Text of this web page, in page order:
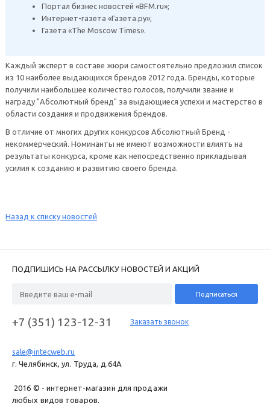
Портал бизнес новостей «BFM.ru»;
Интернет-газета «Газета.ру»;
Газета «The Moscow Times».
Каждый эксперт в составе жюри самостоятельно предложил список
из 10 наиболее выдающихся брендов 2012 года. Бренды, которые
получили наибольшее количество голосов, получили звание и
награду "Абсолютный бренд" за выдающиеся успехи и мастерство в
области создания и продвижения брендов.
В отличие от многих других конкурсов Абсолютный Бренд -
некоммерческий. Номинанты не имеют возможности влиять на
результаты конкурса, кроме как непосредственно прикладывая
усилия к созданию и развитию своего бренда.
Назад к списку новостей
ПОДПИШИСЬ НА РАССЫЛКУ НОВОСТЕЙ И АКЦИЙ
+7 (351) 123-12-31 Заказать звонок
sale@intecweb.ru
г. Челябинск, ул. Труда, д.64A
2016 © - интернет-магазин для продажи
любых видов товаров.